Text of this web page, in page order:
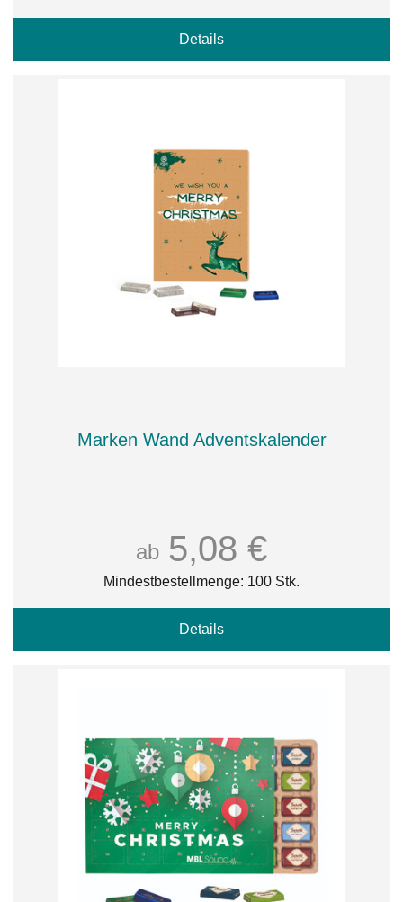
Details
Marken Wand Adventskalender
ab 5,08 €
Mindestbestellmenge: 100 Stk.
Details